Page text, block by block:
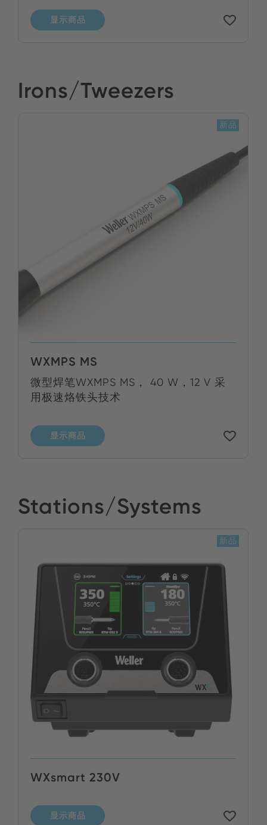
显示商品
Irons/Tweezers
WXMPS MS
微型焊笔WXMPS MS， 40 W，12 V 采
用极速烙铁头技术
显示商品
新品
Stations/Systems
WXsmart 230V
显示商品
新品